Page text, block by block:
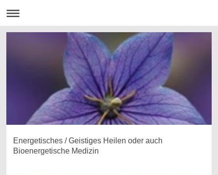
Energetisches / Geistiges Heilen oder auch
Bioenergetische Medizin